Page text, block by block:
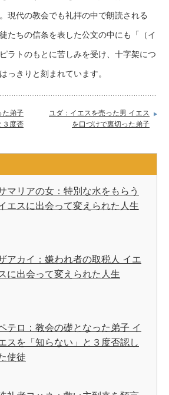
現代の教会でも礼拝の中で朗読される
たちの信条を表した公文の中にも「（イ
ラトのもとに苦しみを受け、十字架につ
っきりと刻まれています。
ユダ：イエスを売った男 イエス
を口づけで裏切った弟子
た弟子
３度否
マリアの女：特別な水をもらう
エスに出会って変えられた人生
アカイ：嫌われ者の取税人 イエ
に出会って変えられた人生
テロ：教会の礎となった弟子 イ
スを「知らない」と３度否認し
使徒